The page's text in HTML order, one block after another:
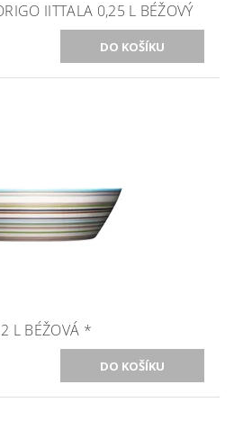
IITTALA 0,25 L BÉŽOVÝ
L BÉŽOVÁ *